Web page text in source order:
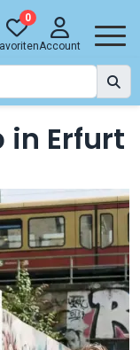
0
Account
in Erfurt